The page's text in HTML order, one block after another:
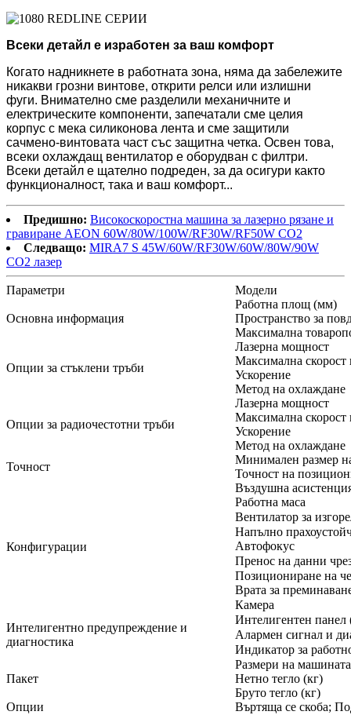
Всеки детайл е изработен за ваш комфорт
Когато надникнете в работната зона, няма да забележите
никакви грозни винтове, открити релси или излишни
фуги. Внимателно сме разделили механичните и
електрическите компоненти, запечатали сме целия
корпус с мека силиконова лента и сме защитили
сачмено-винтовата част със защитна четка. Освен това,
всеки охлаждащ вентилатор е оборудван с филтри.
Всеки детайл е щателно подреден, за да осигури както
функционалност, така и ваш комфорт...
Предишно: Високоскоростна машина за лазерно рязане и
гравиране AEON 60W/80W/100W/RF30W/RF50W CO2
Следващо: MIRA7 S 45W/60W/RF30W/60W/80W/90W
CO2 лазер
Параметри Модели
Основна информация
Работна площ (мм)
Пространство за
Максимална
Опции за стъклени тръби
Лазерна мощност
Максимална скорост
Ускорение
Метод на охлаждане
Опции за радиочестотни тръби
Лазерна мощност
Максимална скорост
Ускорение
Метод на охлаждане
Точност
Минимален размер
Точност на
Конфигурации
Въздушна
Работна маса
Вентилатор за
Напълно
Автофокус
Пренос на данни
Позициониране на
Врата за
Камера
Интелигентно предупреждение и
диагностика
Интелигентен
Алармен сигнал и
Индикатор за
Пакет
Размери на
Нетно тегло (кг)
Бруто тегло (кг)
Опции
Въртяща се скоба;